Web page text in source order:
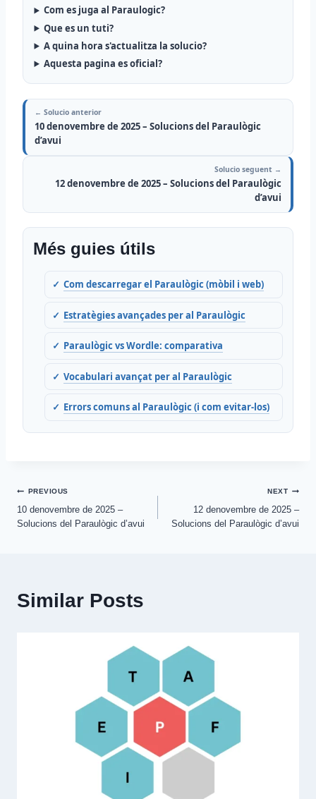
Com es juga al Paraulogic?
Que es un tuti?
A quina hora s'actualitza la solucio?
Aquesta pagina es oficial?
← Solucio anterior
10 denovembre de 2025 – Solucions del Paraulògic
d’avui
Solucio seguent →
12 denovembre de 2025 – Solucions del Paraulògic
d’avui
Més guies útils
Com descarregar el Paraulògic (mòbil i web)
Estratègies avançades per al Paraulògic
Paraulògic vs Wordle: comparativa
Vocabulari avançat per al Paraulògic
Errors comuns al Paraulògic (i com evitar-los)
Post
navigation
PREVIOUS
10 denovembre de 2025 –
Solucions del Paraulògic d’avui
NEXT
12 denovembre de 2025 –
Solucions del Paraulògic d’avui
Similar Posts